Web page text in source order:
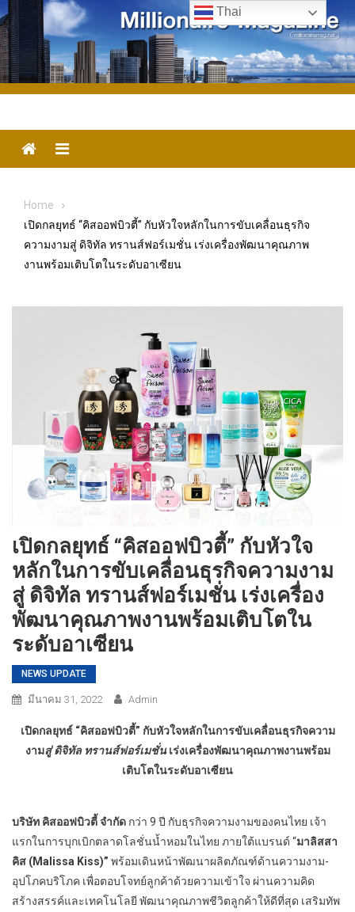
Skip
to
content
Menu
Home
เปิดกลยุทธ์ “คิสออฟบิวตี้” กับหัวใจหลักในการขับเคลื่อนธุรกิจ
ความงามสู่ ดิจิทัล ทรานส์ฟอร์เมชั่น เร่งเครื่องพัฒนาคุณภาพ
งานพร้อมเติบโตในระดับอาเซียน
เปิดกลยุทธ์ “คิสออฟบิวตี้” กับหัวใจ
หลักในการขับเคลื่อนธุรกิจความงาม
สู่ ดิจิทัล ทรานส์ฟอร์เมชั่น เร่งเครื่อง
พัฒนาคุณภาพงานพร้อมเติบโตใน
ระดับอาเซียน
NEWS UPDATE
มีนาคม 31, 2022 Admin
เปิดกลยุทธ์ “คิสออฟบิวตี้” กับหัวใจหลักในการขับเคลื่อนธุรกิจความ
งามสู่ ดิจิทัล ทรานส์ฟอร์เมชั่นเร่งเครื่องพัฒนาคุณภาพงานพร้อม
เติบโตในระดับอาเซียน
บริษัท คิสออฟบิวตี้ จำกัด กว่า 9 ปี กับธุรกิจความงามของคนไทย เจ้า
แรกในการบุกเบิกตลาดโลชั่นน้ำหอมในไทย ภายใต้แบรนด์ “มาลิสสา
คิส (Malissa Kiss)” พร้อมเดินหน้าพัฒนาผลิตภัณฑ์ด้านความงาม-
อุปโภคบริโภค เพื่อตอบโจทย์ลูกค้าด้วยความเข้าใจ ผ่านความคิด
สร้างสรรค์และเทคโนโลยี พัฒนาคุณภาพชีวิตลูกค้าให้ดีที่สุด เสริมทัพ
Thai